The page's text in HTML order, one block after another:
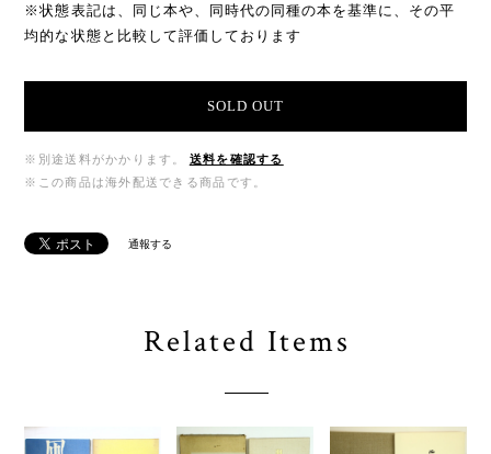
※状態表記は、同じ本や、同時代の同種の本を基準に、その平
均的な状態と比較して評価しております
SOLD OUT
※別途送料がかかります。
送料を確認する
※この商品は海外配送できる商品です。
通報する
Related Items